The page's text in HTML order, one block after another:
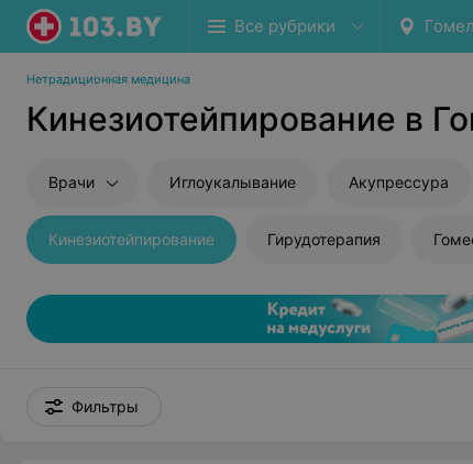
Все рубрики
Нетрадиционная медицина
Кинезиотейпирование в
Врачи Иглоукалывание Акупрессура
Кинезиотейпирование Гирудотерапия
Фильтры